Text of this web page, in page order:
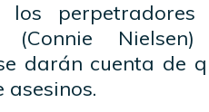
los
(Connie
darán cuenta de
asesinos.